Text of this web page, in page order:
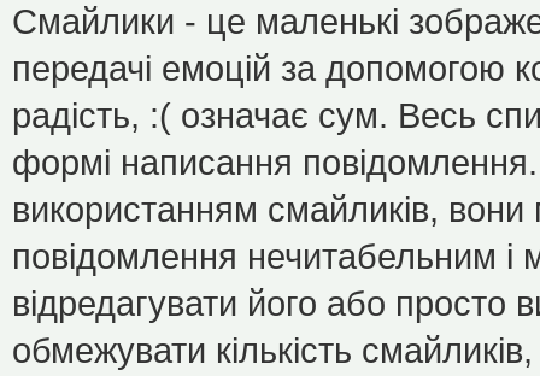
Смайлики - це маленькі
передачі емоцій за допомогою
радість, :( означає сум. Весь
формі написання
використанням смайликів,
повідомлення нечитабельним
відредагувати його або
обмежувати кількість